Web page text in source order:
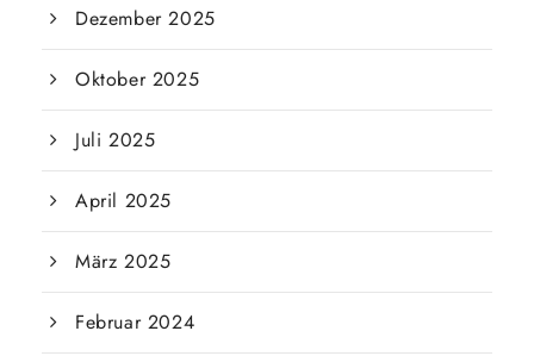
Dezember 2025
Oktober 2025
Juli 2025
April 2025
März 2025
Februar 2024